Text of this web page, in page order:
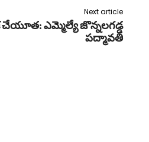
Next article
చేయూత: ఎమ్మెల్యే జొన్నలగడ్డ
పద్మావతి